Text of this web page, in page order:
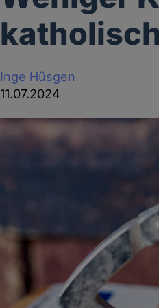
Inge Hüsgen
11.07.2024